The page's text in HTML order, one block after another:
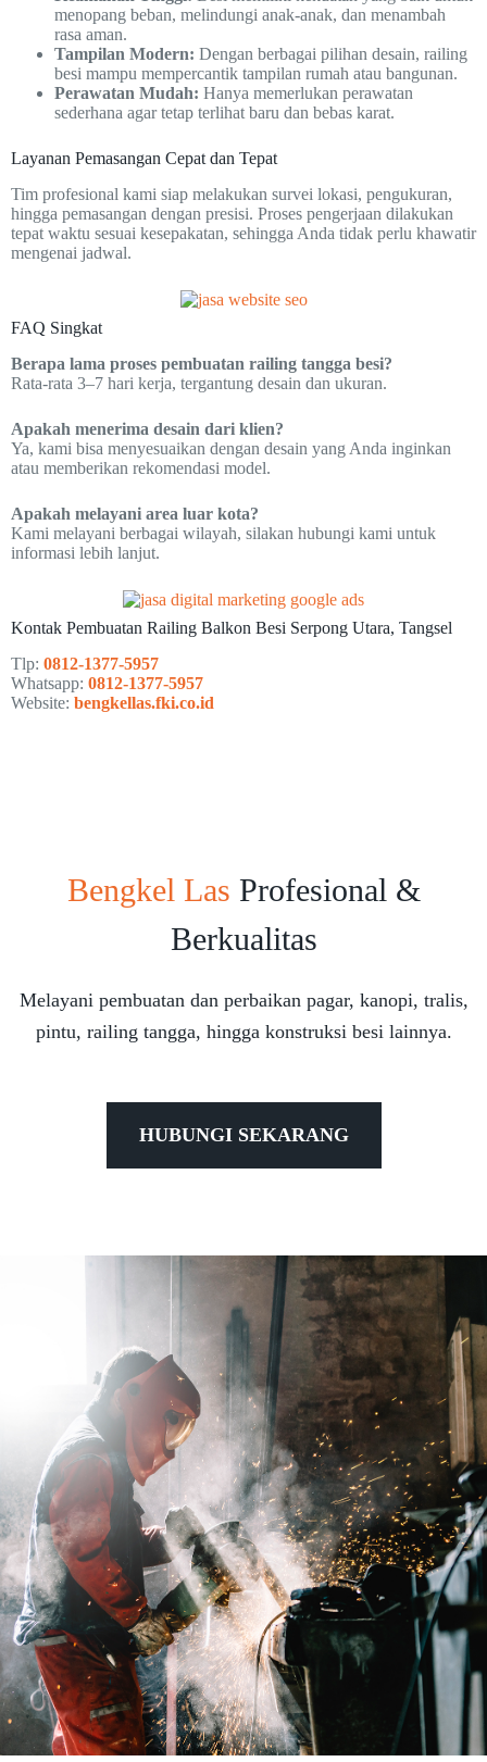
menopang beban, melindungi anak-anak, dan menambah
rasa aman.
Tampilan Modern: Dengan berbagai pilihan desain, railing
besi mampu mempercantik tampilan rumah atau bangunan.
Perawatan Mudah: Hanya memerlukan perawatan
sederhana agar tetap terlihat baru dan bebas karat.
Layanan Pemasangan Cepat dan Tepat
Tim profesional kami siap melakukan survei lokasi, pengukuran,
hingga pemasangan dengan presisi. Proses pengerjaan dilakukan
tepat waktu sesuai kesepakatan, sehingga Anda tidak perlu khawatir
mengenai jadwal.
FAQ Singkat
Berapa lama proses pembuatan railing tangga besi?
Rata-rata 3–7 hari kerja, tergantung desain dan ukuran.
Apakah menerima desain dari klien?
Ya, kami bisa menyesuaikan dengan desain yang Anda inginkan
atau memberikan rekomendasi model.
Apakah melayani area luar kota?
Kami melayani berbagai wilayah, silakan hubungi kami untuk
informasi lebih lanjut.
Kontak Pembuatan Railing Balkon Besi Serpong Utara, Tangsel
Tlp: 0812-1377-5957
Whatsapp: 0812-1377-5957
Website: bengkellas.fki.co.id
Bengkel Las Profesional &
Berkualitas
Melayani pembuatan dan perbaikan pagar, kanopi, tralis,
pintu, railing tangga, hingga konstruksi besi lainnya.
HUBUNGI SEKARANG